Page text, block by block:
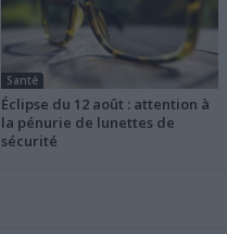
Santé
Éclipse du 12 août : attention à
la pénurie de lunettes de
sécurité